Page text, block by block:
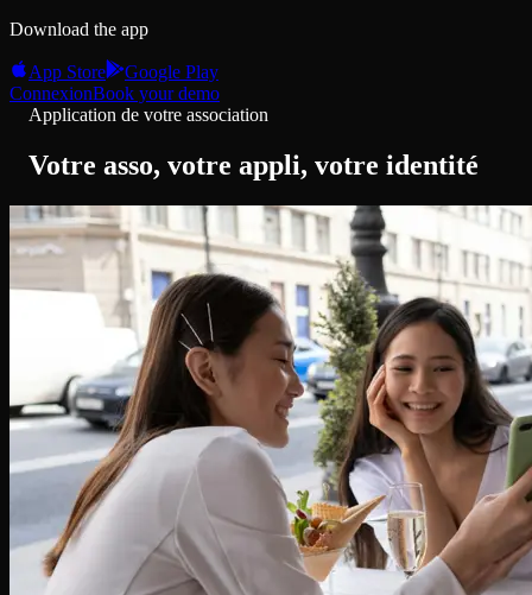
Download the app
App Store
Google Play
ConnexionBook your demo
Application de votre association
Votre asso, votre appli, votre identité